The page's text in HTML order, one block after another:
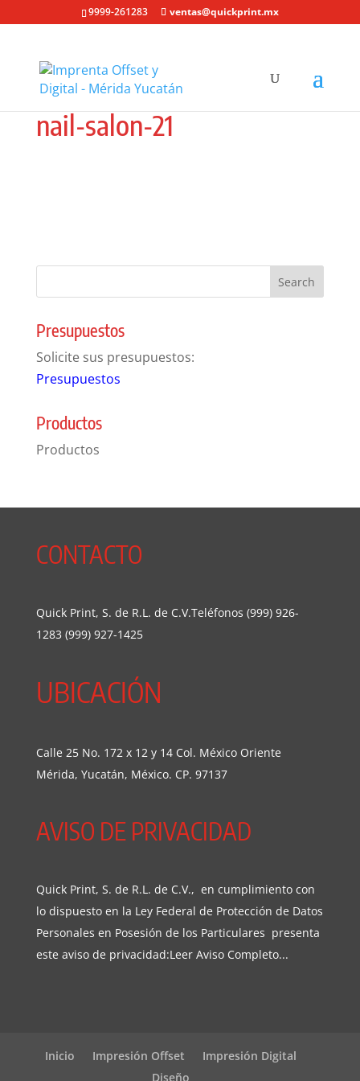
9999-261283 ventas@quickprint.mx
nail-salon-21
Presupuestos
Solicite sus presupuestos:
Presupuestos
Productos
Productos
CONTACTO
Quick Print, S. de R.L. de C.V.Teléfonos (999) 926-
1283 (999) 927-1425
UBICACIÓN
Calle 25 No. 172 x 12 y 14 Col. México Oriente
Mérida, Yucatán, México. CP. 97137
AVISO DE PRIVACIDAD
Quick Print, S. de R.L. de C.V., en cumplimiento con
lo dispuesto en la Ley Federal de Protección de Datos
Personales en Posesión de los Particulares presenta
este aviso de privacidad:Leer Aviso Completo...
Inicio Impresión Offset
Impresión Digital
Diseño